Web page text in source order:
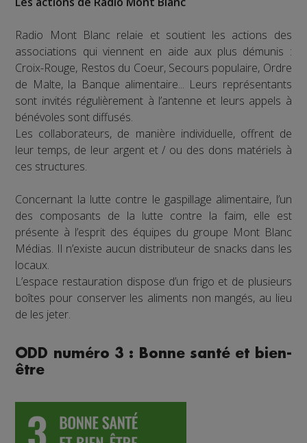
Radio Mont Blanc relaie et soutient les actions des
associations qui viennent en aide aux plus démunis :
Croix-Rouge, Restos du Coeur, Secours populaire, Ordre
de Malte, la Banque alimentaire... Leurs représentants
sont invités régulièrement à l’antenne et leurs appels à
bénévoles sont diffusés.
Les collaborateurs, de manière individuelle, offrent de
leur temps, de leur argent et / ou des dons matériels à
ces structures.
Concernant la lutte contre le gaspillage alimentaire, l’un
des composants de la lutte contre la faim, elle est
présente à l’esprit des équipes du groupe Mont Blanc
Médias. Il n’existe aucun distributeur de snacks dans les
locaux.
L’espace restauration dispose d’un frigo et de plusieurs
boîtes pour conserver les aliments non mangés, au lieu
de les jeter.
ODD numéro 3 : Bonne santé et bien-
être